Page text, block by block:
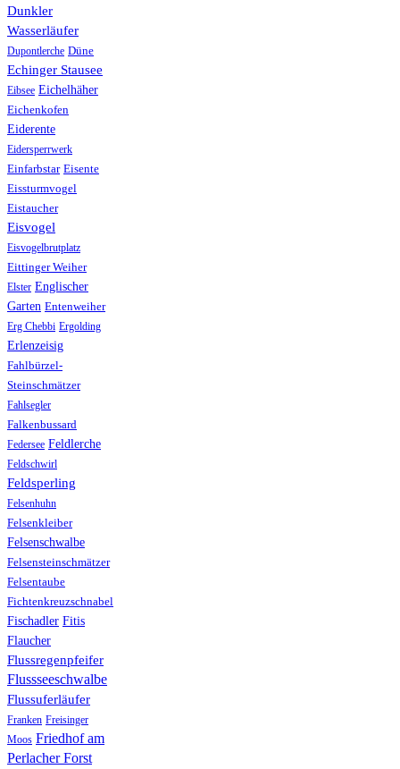
Dunkler
Wasserläufer
Dupontlerche Düne
Echinger Stausee
Eibsee Eichelhäher
Eichenkofen
Eiderente
Eidersperrwerk
Einfarbstar Eisente
Eissturmvogel
Eistaucher
Eisvogel
Eisvogelbrutplatz
Eittinger Weiher
Elster Englischer
Garten Entenweiher
Erg Chebbi Ergolding
Erlenzeisig
Fahlbürzel-
Steinschmätzer
Fahlsegler
Falkenbussard
Federsee Feldlerche
Feldschwirl
Feldsperling
Felsenhuhn
Felsenkleiber
Felsenschwalbe
Felsensteinschmätzer
Felsentaube
Fichtenkreuzschnabel
Fischadler Fitis
Flaucher
Flussregenpfeifer
Flussseeschwalbe
Flussuferläufer
Franken Freisinger
Moos Friedhof am
Perlacher Forst